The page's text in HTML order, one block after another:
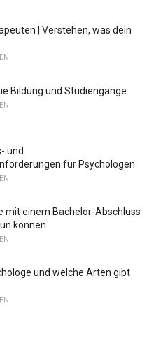
| Verstehen, was dein
Bildung und Studiengänge
und
für Psychologen
mit einem Bachelor-Abschluss
können
und welche Arten gibt